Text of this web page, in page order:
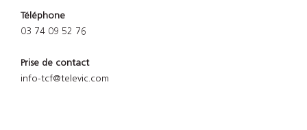
Téléphone
03 74 09 52 76
Prise de contact
info-tcf@televic.com